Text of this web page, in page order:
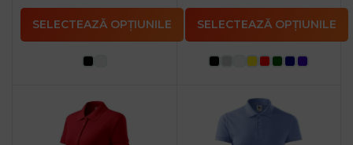
SELECTEAZĂ OPȚIUNILE SELECTEAZĂ OPȚIUNILE